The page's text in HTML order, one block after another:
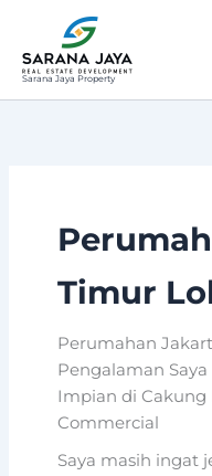
konten
Sarana Jaya Property
Timur
Perumahan
Pengalaman
Impian di Cakung
Commercial
Saya masih ingat